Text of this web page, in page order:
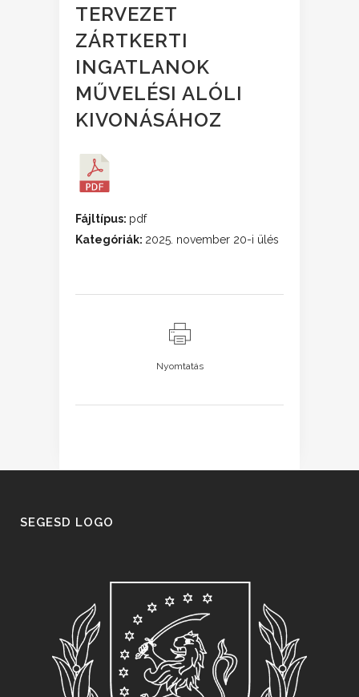
TERVEZET
ZÁRTKERTI
INGATLANOK
MŰVELÉSI ALÓLI
KIVONÁSÁHOZ
Fájltípus: pdf
Kategóriák: 2025. november 20-i ülés
Nyomtatás
SEGESD LOGO